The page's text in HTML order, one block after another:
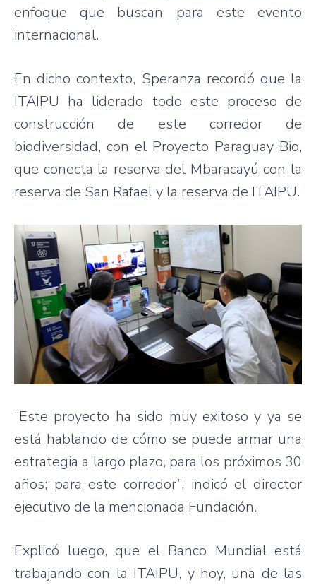
enfoque que buscan para este evento
internacional.
En dicho contexto, Speranza recordó que la
ITAIPU ha liderado todo este proceso de
construcción de este corredor de
biodiversidad, con el Proyecto Paraguay Bio,
que conecta la reserva del Mbaracayú con la
reserva de San Rafael y la reserva de ITAIPU.
“Este proyecto ha sido muy exitoso y ya se
está hablando de cómo se puede armar una
estrategia a largo plazo, para los próximos 30
años; para este corredor”, indicó el director
ejecutivo de la mencionada Fundación.
Explicó luego, que el Banco Mundial está
trabajando con la ITAIPU, y hoy, una de las